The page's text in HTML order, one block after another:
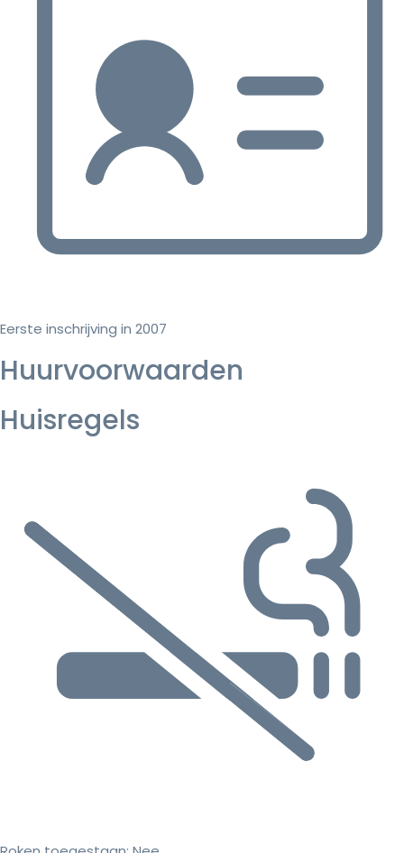
Eerste inschrijving in 2007
Huurvoorwaarden
Huisregels